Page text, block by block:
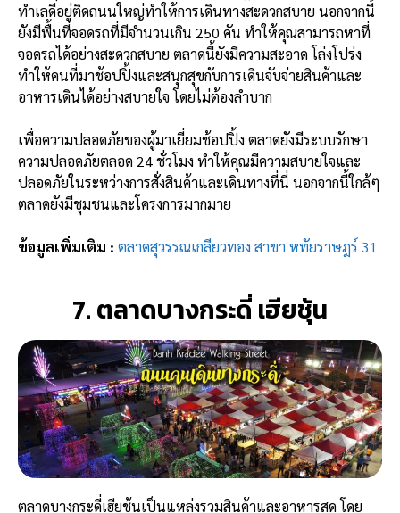
ทำเลดีอยู่ติดถนนใหญ่ทำให้การเดินทางสะดวกสบาย นอกจากนี้
ยังมีพื้นที่จอดรถที่มีจำนวนเกิน 250 คัน ทำให้คุณสามารถหาที่
จอดรถได้อย่างสะดวกสบาย ตลาดนี้ยังมีความสะอาด โล่งโปร่ง
ทำให้คนที่มาช้อปปิ้งและสนุกสุขกับการเดินจับจ่ายสินค้าและ
อาหารเดินได้อย่างสบายใจ โดยไม่ต้องลำบาก
เพื่อความปลอดภัยของผู้มาเยี่ยมช้อปปิ้ง ตลาดยังมีระบบรักษา
ความปลอดภัยตลอด 24 ชั่วโมง ทำให้คุณมีความสบายใจและ
ปลอดภัยในระหว่างการสั่งสินค้าและเดินทางที่นี่ นอกจากนี้ใกล้ๆ
ตลาดยังมีชุมชนและโครงการมากมาย
ข้อมูลเพิ่มเติม : ตลาดสุวรรณเกลียวทอง สาขา หทัยราษฎร์ 31
7. ตลาดบางกระดี่ เฮียชุ้น
ตลาดบางกระดี่เฮียชุ้นเป็นแหล่งรวมสินค้าและอาหารสด โดย